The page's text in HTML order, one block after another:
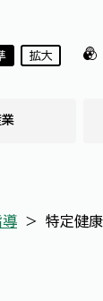
拡大
導 ＞ 特定健